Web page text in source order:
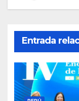
Entrada